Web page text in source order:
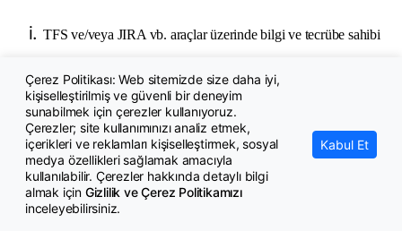
TFS ve/veya JIRA vb. araçlar üzerinde bilgi ve tecrübe sahibi
EPC, UML ve BPMN konularında bilgi ve tecrübe sahibi
olmak,
Temel SQL bilgisine sahip olmak,
Nesne tabanlı analiz ve tasarım hakkında tecrübe sahibi olmak,
Çerez Politikası: Web sitemizde size daha iyi,
kişiselleştirilmiş ve güvenli bir deneyim
sunabilmek için çerezler kullanıyoruz.
Çerezler; site kullanımınızı analiz etmek,
içerikleri ve reklamları kişiselleştirmek, sosyal
medya özellikleri sağlamak amacıyla
kullanılabilir. Çerezler hakkında detaylı bilgi
almak için Gizlilik ve Çerez Politikamızı
inceleyebilirsiniz.
Kabul Et